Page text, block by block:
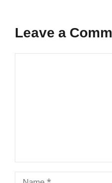
Leave a
Name